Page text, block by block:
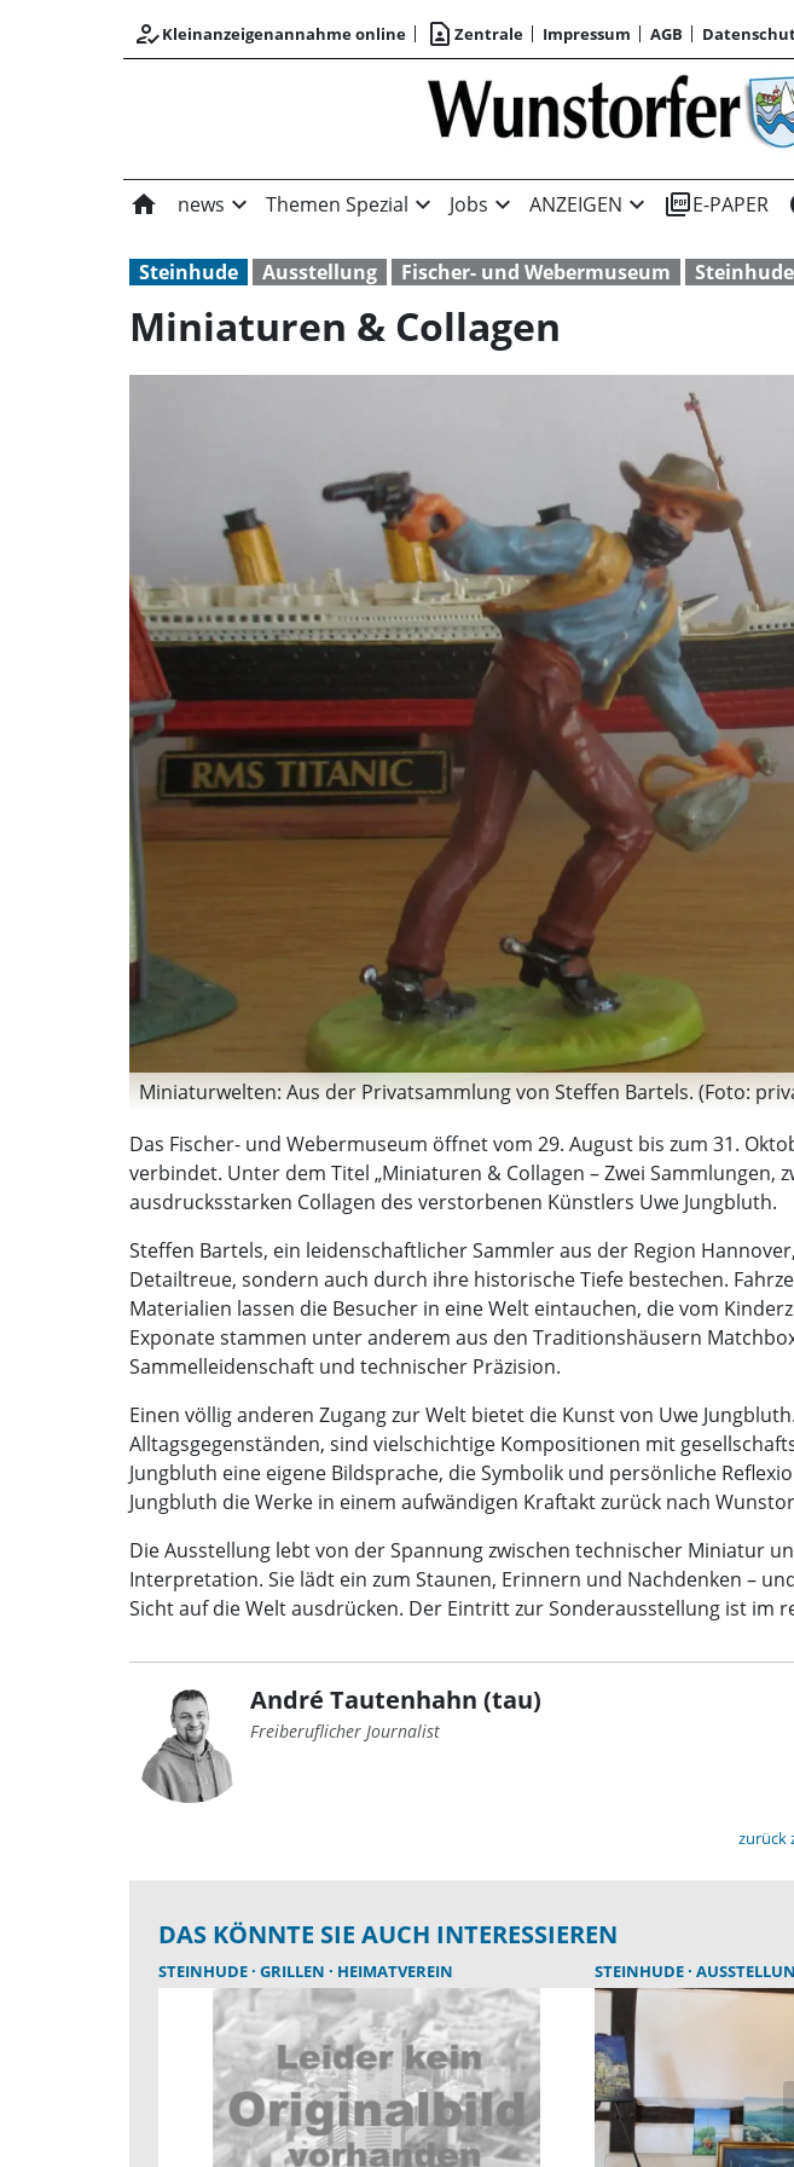
how_to_regKleinanzeigenannahme online contact_page Zentrale Impressum AGB
home news expand_more Themen Spezial expand_more Jobs expand_more ANZEIGEN expand_more picture_as_pdfE-PAPER
Steinhude Ausstellung Fischer- und Webermuseum
Miniaturen & Collagen
Miniaturwelten: Aus der Privatsammlung von Steffen Bartels. (Foto:
Das Fischer- und Webermuseum öffnet vom 29. August bis zum 31.
verbindet. Unter dem Titel „Miniaturen & Collagen – Zwei
ausdrucksstarken Collagen des verstorbenen Künstlers Uwe Jungbluth.
Steffen Bartels, ein leidenschaftlicher Sammler aus der Region
Detailtreue, sondern auch durch ihre historische Tiefe bestechen.
Materialien lassen die Besucher in eine Welt eintauchen, die vom
Exponate stammen unter anderem aus den Traditionshäusern
Sammelleidenschaft und technischer Präzision.
Einen völlig anderen Zugang zur Welt bietet die Kunst von Uwe
Alltagsgegenständen, sind vielschichtige Kompositionen mit
Jungbluth eine eigene Bildsprache, die Symbolik und persönliche
Jungbluth die Werke in einem aufwändigen Kraftakt zurück nach
Die Ausstellung lebt von der Spannung zwischen technischer Miniatur
Interpretation. Sie lädt ein zum Staunen, Erinnern und Nachdenken –
Sicht auf die Welt ausdrücken. Der Eintritt zur Sonderausstellung ist im
André Tautenhahn (tau)
Freiberuflicher Journalist
zurück
DAS KÖNNTE SIE AUCH INTERESSIEREN
STEINHUDE GRILLEN HEIMATVEREIN STEINHUDE